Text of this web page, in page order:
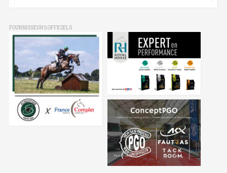
FOURNISSEURS OFFICIELS